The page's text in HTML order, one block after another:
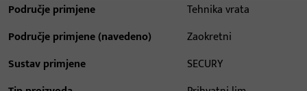
Područje primjene
Tehnika vrata
Područje primjene (navedeno)
Zaokretni
Sustav primjene
SECURY